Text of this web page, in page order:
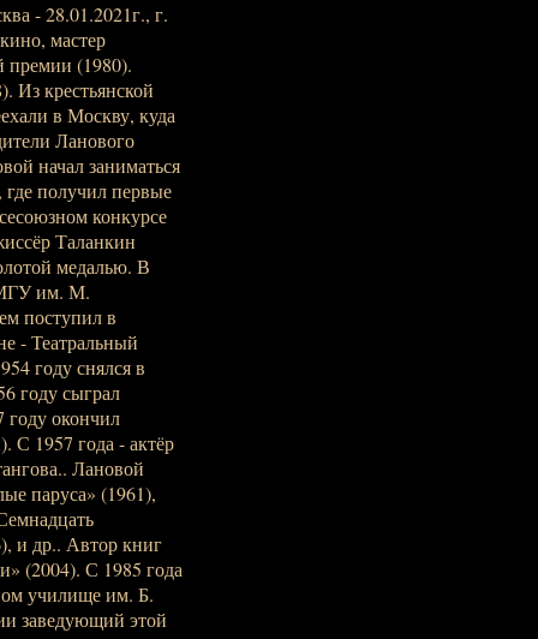
- 28.01.2021г., г.
мастер
премии (1980).
крестьянской
в Москву, куда
Ланового
начал заниматься
получил первые
конкурсе
Таланкин
медалью. В
МГУ им. М.
поступил в
- Театральный
году снялся в
году сыграл
окончил
С 1957 года - актёр
Лановой
паруса» (1961),
и др.. Автор книг
(2004). С 1985 года
училище им. Б.
заведующий этой